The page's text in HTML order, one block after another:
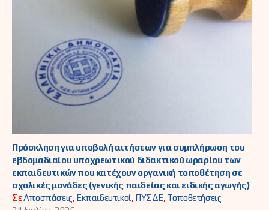
Πρόσκληση για υποβολή αιτήσεων για συμπλήρωση του
εβδομαδιαίου υποχρεωτικού διδακτικού ωραρίου των
εκπαιδευτικών που κατέχουν οργανική τοποθέτηση σε
σχολικές μονάδες (γενικής παιδείας και ειδικής αγωγής)
ΣεΑποσπάσεις, Εκπαιδευτικοί, ΠΥΣΔΕ, Τοποθετήσεις